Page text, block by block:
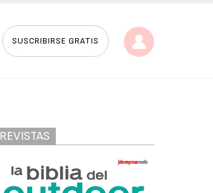
SUSCRIBIRSE GRATIS
REVISTAS